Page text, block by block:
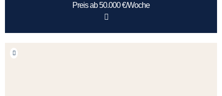
Preis ab 50.000 €/Woche